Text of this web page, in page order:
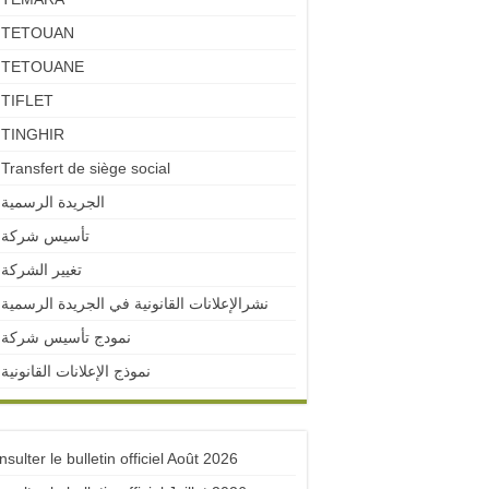
TETOUAN
TETOUANE
TIFLET
TINGHIR
Transfert de siège social
الجريدة الرسمية
تأسيس شركة
تغيير الشركة
نشرالإعلانات القانونية في الجريدة الرسمية
نمودج تأسيس شركة
نموذج الإعلانات القانونية
le bulletin officiel Août 2026